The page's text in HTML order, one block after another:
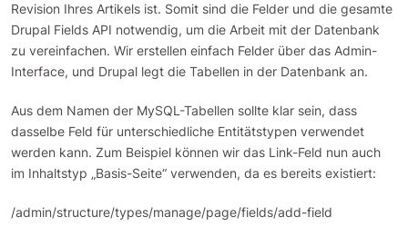
Revision Ihres Artikels ist. Somit sind die Felder und die gesamte
Drupal Fields API notwendig, um die Arbeit mit der Datenbank
zu vereinfachen. Wir erstellen einfach Felder über das Admin-
Interface, und Drupal legt die Tabellen in der Datenbank an.
Aus dem Namen der MySQL-Tabellen sollte klar sein, dass
dasselbe Feld für unterschiedliche Entitätstypen verwendet
werden kann. Zum Beispiel können wir das Link-Feld nun auch
im Inhaltstyp „Basis-Seite“ verwenden, da es bereits existiert:
/admin/structure/types/manage/page/fields/add-field